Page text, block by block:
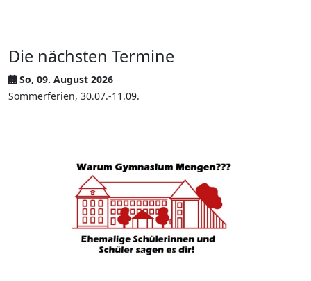
Die nächsten Termine
So, 09. August 2026
Sommerferien, 30.07.-11.09.